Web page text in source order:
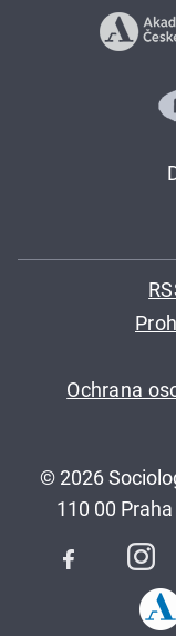
Ochrana
© 2026
110 00